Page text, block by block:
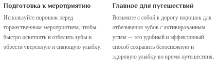
Подготовка к мероприятию
Используйте порошок перед
торжественным мероприятием, чтобы
быстро осветлить и отбелить зубы и
обрести уверенную и сияющую улыбку.
Главное для путешествий
Возьмите с собой в дорогу порошок для
отбеливания зубов с активированным
углем — это удобный и эффективный
способ сохранить белоснежную и
здоровую улыбку во время путешествия.